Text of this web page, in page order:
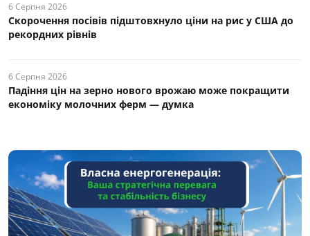
6 Серпня 2026
Скорочення посівів підштовхнуло ціни на рис у США до
рекордних рівнів
6 Серпня 2026
Падіння цін на зерно нового врожаю може покращити
економіку молочних ферм — думка